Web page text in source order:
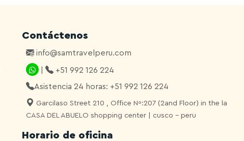
Contáctenos
info@samtravelperu.com
+51 992 126 224
Asistencia 24 horas: +51 992 126 224
Garcilaso Street 210 , Office Nº:207 (2and Floor) in the la
CASA DEL ABUELO shopping center | cusco - peru
Horario de oficina